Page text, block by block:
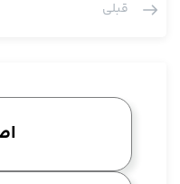
شیخ هم مخصوصا به نظر بنده
است و عده ای هم گفتند نه
ها تخصیص است، شاید این
از زبان مرحوم شیخ صحبتی،
قبلی